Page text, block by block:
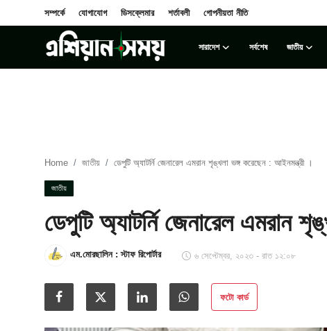
সম্পর্কে যোগাযোগ ডিসক্লেমার শর্তাবলী গোপনীয়তা নীতি
সারাদেশ সর্বশেষ জাতীয়
ডিসক্লেমার
Home জাতীয় ডেপুটি অ্যাটর্নি জেনারেল এমরান শৃঙ্খলা ভঙ্গ করেছেন : আইনমন্ত্রী ।
জাতীয়
ডেপুটি অ্যাটর্নি জেনারেল এমরান
এম.মোরছালিন : স্টাফ রিপোর্টার ৬ সেপ্টেম্বর, ২০২৩ - রাত ১২:০৮
ফটো কার্ড